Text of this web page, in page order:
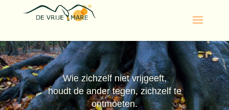
Wie zichzelf niet vrijgeeft,
houdt de ander tegen,zichzelf te
ontmoeten.